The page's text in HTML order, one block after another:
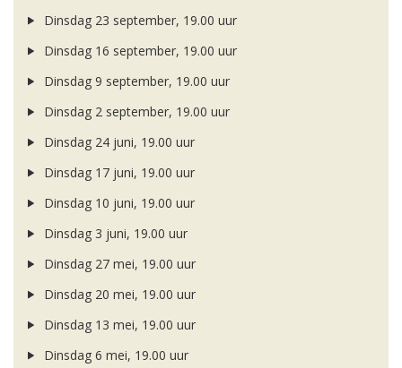
Dinsdag 23 september, 19.00 uur
Dinsdag 16 september, 19.00 uur
Dinsdag 9 september, 19.00 uur
Dinsdag 2 september, 19.00 uur
Dinsdag 24 juni, 19.00 uur
Dinsdag 17 juni, 19.00 uur
Dinsdag 10 juni, 19.00 uur
Dinsdag 3 juni, 19.00 uur
Dinsdag 27 mei, 19.00 uur
Dinsdag 20 mei, 19.00 uur
Dinsdag 13 mei, 19.00 uur
Dinsdag 6 mei, 19.00 uur